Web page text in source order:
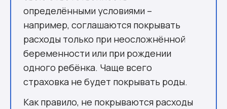
определёнными условиями –
например, соглашаются покрывать
расходы только при неосложнённой
беременности или при рождении
одного ребёнка. Чаще всего
страховка не будет покрывать роды.
Как правило, не покрываются расходы